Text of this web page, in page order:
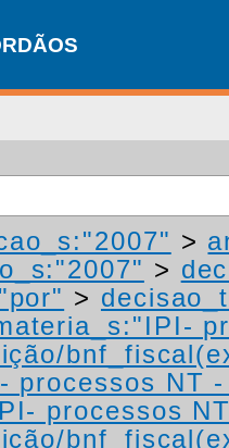
>
>
>
processos NT
processos